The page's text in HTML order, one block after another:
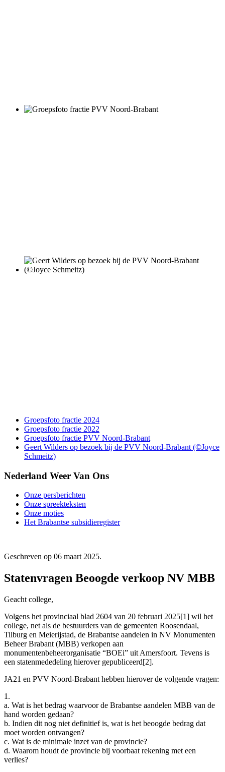
Groepsfoto fractie 2024
Groepsfoto fractie 2022
Groepsfoto fractie PVV Noord-Brabant
Geert Wilders op bezoek bij de PVV Noord-Brabant (©Joyce
Schmeitz)
Nederland Weer Van Ons
Onze persberichten
Onze spreekteksten
Onze moties
Het Brabantse subsidieregister
Geschreven op 06 maart 2025.
Statenvragen Beoogde verkoop NV MBB
Geacht college,
Volgens het provinciaal blad 2604 van 20 februari 2025[1] wil het
college, net als de bestuurders van de gemeenten Roosendaal,
Tilburg en Meierijstad, de Brabantse aandelen in NV Monumenten
Beheer Brabant (MBB) verkopen aan
monumentenbeheerorganisatie “BOEi” uit Amersfoort. Tevens is
een statenmededeling hierover gepubliceerd[2].
JA21 en PVV Noord-Brabant hebben hierover de volgende vragen:
1.
a. Wat is het bedrag waarvoor de Brabantse aandelen MBB van de
hand worden gedaan?
b. Indien dit nog niet definitief is, wat is het beoogde bedrag dat
moet worden ontvangen?
c. Wat is de minimale inzet van de provincie?
d. Waarom houdt de provincie bij voorbaat rekening met een
verlies?